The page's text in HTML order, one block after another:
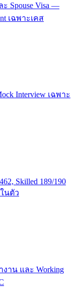
ะ Spouse Visa —
เฉพาะเคส
Interview เฉพาะ
Skilled 189/190
นตัว
งาน และ Working